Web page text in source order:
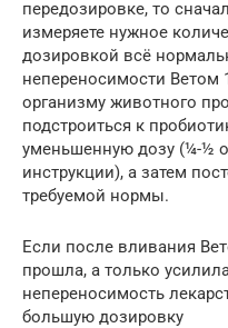
передозировке, то
измеряете нужное
дозировкой всё
непереносимости
организму животного
подстроиться к
уменьшенную дозу (¼-½
инструкции), а затем
требуемой нормы.
Если после вливания
прошла, а только
непереносимость
большую дозировку